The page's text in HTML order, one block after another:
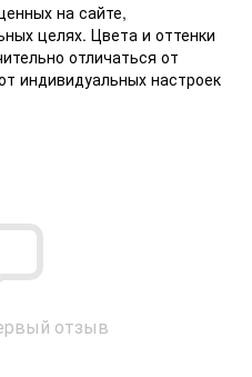
на сайте,
целях. Цвета и оттенки
отличаться от
индивидуальных настроек
отзыв